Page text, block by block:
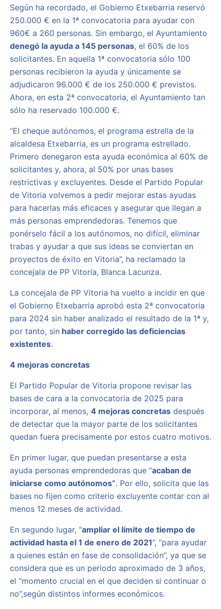
Según ha recordado, el Gobierno Etxebarria reservó
250.000 € en la 1ª convocatoria para ayudar con
960€ a 260 personas. Sin embargo, el Ayuntamiento
denegó la ayuda a 145 personas, el 60% de los
solicitantes. En aquella 1ª convocatoria sólo 100
personas recibieron la ayuda y únicamente se
adjudicaron 96.000 € de los 250.000 € previstos.
Ahora, en esta 2ª convocatoria, el Ayuntamiento tan
sólo ha reservado 100.000 €.
“El cheque autónomos, el programa estrella de la
alcaldesa Etxebarria, es un programa estrellado.
Primero denegaron esta ayuda económica al 60% de
solicitantes y, ahora, al 50% por unas bases
restrictivas y excluyentes. Desde el Partido Popular
de Vitoria volvemos a pedir mejorar estas ayudas
para hacerlas más eficaces y asegurar que llegan a
más personas emprendedoras. Tenemos que
ponérselo fácil a los autónomos, no difícil, eliminar
trabas y ayudar a que sus ideas se conviertan en
proyectos de éxito en Vitoria”, ha reclamado la
concejala de PP Vitoria, Blanca Lacunza.
La concejala de PP Vitoria ha vuelto a incidir en que
el Gobierno Etxebarria aprobó esta 2ª convocatoria
para 2024 sin haber analizado el resultado de la 1ª y,
por tanto, sin haber corregido las deficiencias
existentes.
4 mejoras concretas
El Partido Popular de Vitoria propone revisar las
bases de cara a la convocatoria de 2025 para
incorporar, al menos, 4 mejoras concretas después
de detectar que la mayor parte de los solicitantes
quedan fuera precisamente por estos cuatro motivos.
En primer lugar, que puedan presentarse a esta
ayuda personas emprendedoras que “acaban de
iniciarse como autónomos”. Por ello, solicita que las
bases no fijen como criterio excluyente contar con al
menos 12 meses de actividad.
En segundo lugar, “ampliar el límite de tiempo de
actividad hasta el 1 de enero de 2021”, “para ayudar
a quienes están en fase de consolidación”, ya que se
considera que es un periodo aproximado de 3 años,
el “momento crucial en el que deciden si continuar o
no”,según distintos informes económicos.